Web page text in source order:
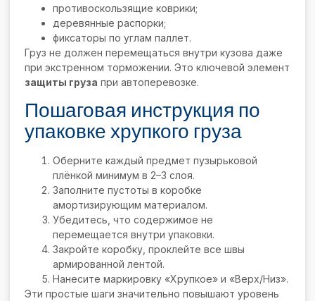
противоскользящие коврики;
деревянные распорки;
фиксаторы по углам паллет.
Груз не должен перемещаться внутри кузова даже
при экстренном торможении. Это ключевой элемент
защиты груза при автоперевозке.
Пошаговая инструкция по
упаковке хрупкого груза
Оберните каждый предмет пузырьковой
плёнкой минимум в 2–3 слоя.
Заполните пустоты в коробке
амортизирующим материалом.
Убедитесь, что содержимое не
перемещается внутри упаковки.
Закройте коробку, проклейте все швы
армированной лентой.
Нанесите маркировку «Хрупкое» и «Верх/Низ».
Эти простые шаги значительно повышают уровень